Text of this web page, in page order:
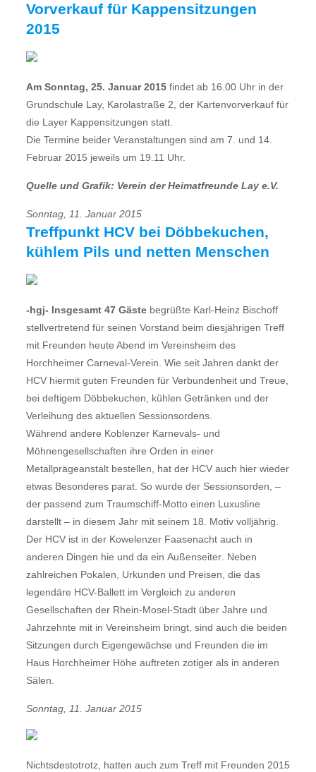
Vorverkauf für Kappensitzungen
2015
Am Sonntag, 25. Januar 2015findet ab 16.00 Uhr in der
Grundschule Lay, Karolastraße 2, der Kartenvorverkauf für
die Layer Kappensitzungen statt.
Die Termine beider Veranstaltungen sind am 7. und 14.
Februar 2015 jeweils um 19.11 Uhr.
Quelle und Grafik: Verein der Heimatfreunde Lay e.V.
Sonntag, 11. Januar 2015
Treffpunkt HCV bei Döbbekuchen,
kühlem Pils und netten Menschen
-hgj- Insgesamt 47 Gästebegrüßte Karl-Heinz Bischoff
stellvertretend für seinen Vorstand beim diesjährigen Treff
mit Freunden heute Abend im Vereinsheim des
Horchheimer Carneval-Verein. Wie seit Jahren dankt der
HCV hiermit guten Freunden für Verbundenheit und Treue,
bei deftigem Döbbekuchen, kühlen Getränken und der
Verleihung des aktuellen Sessionsordens.
Während andere Koblenzer Karnevals- und
Möhnengesellschaften ihre Orden in einer
Metallprägeanstalt bestellen, hat der HCV auch hier wieder
etwas Besonderes parat. So wurde der Sessionsorden, –
der passend zum Traumschiff-Motto einen Luxusline
darstellt – in diesem Jahr mit seinem 18. Motiv volljährig.
Der HCV ist in der Kowelenzer Faasenacht auch in
anderen Dingen hie und da ein Außenseiter. Neben
zahlreichen Pokalen, Urkunden und Preisen, die das
legendäre HCV-Ballett im Vergleich zu anderen
Gesellschaften der Rhein-Mosel-Stadt über Jahre und
Jahrzehnte mit in Vereinsheim bringt, sind auch die beiden
Sitzungen durch Eigengewächse und Freunden die im
Haus Horchheimer Höhe auftreten zotiger als in anderen
Sälen.
Sonntag, 11. Januar 2015
Nichtsdestotrotz, hatten auch zum Treff mit Freunden 2015